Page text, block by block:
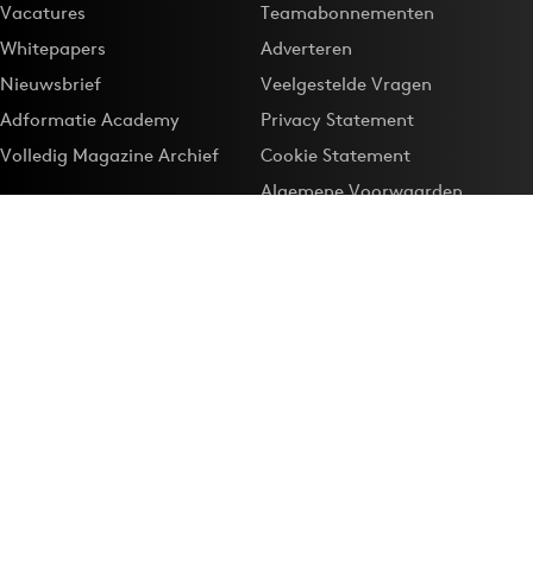
Vacatures
Whitepapers
Nieuwsbrief
Adformatie Academy
Volledig Magazine Archief
Teamabonnementen
Adverteren
Veelgestelde Vragen
Privacy Statement
Cookie Statement
Algemene Voorwaarden